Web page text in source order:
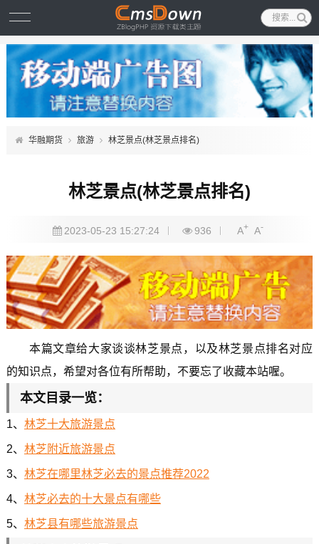
华融期货 旅游 林芝景点(林芝景点排名)
林芝景点(林芝景点排名)
2023-05-23 15:27:24 936 A+ A-
本篇文章给大家谈谈林芝景点，以及林芝景点排名对应
的知识点，希望对各位有所帮助，不要忘了收藏本站喔。
本文目录一览：
1、 林芝十大旅游景点
2、 林芝附近旅游景点
3、 林芝在哪里林芝必去的景点推荐2022
4、 林芝必去的十大景点有哪些
5、 林芝县有哪些旅游景点